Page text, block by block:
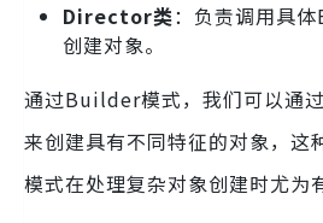
Director类：负责调用具
创建对象。
通过Builder模式，我们可以通
来创建具有不同特征的对象，
模式在处理复杂对象创建时尤为